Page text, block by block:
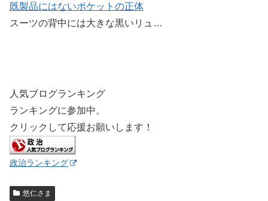
既製品にはないポケットの正体
スーツの背中には大きな黒いリュ…
人気ブログランキング
ランキングに参加中。
クリックして応援お願いします！
政治ランキング
悠仁さま